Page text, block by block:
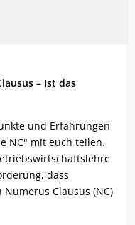
– Ist das
und Erfahrungen
NC" mit euch teilen.
dass
Clausus (NC)